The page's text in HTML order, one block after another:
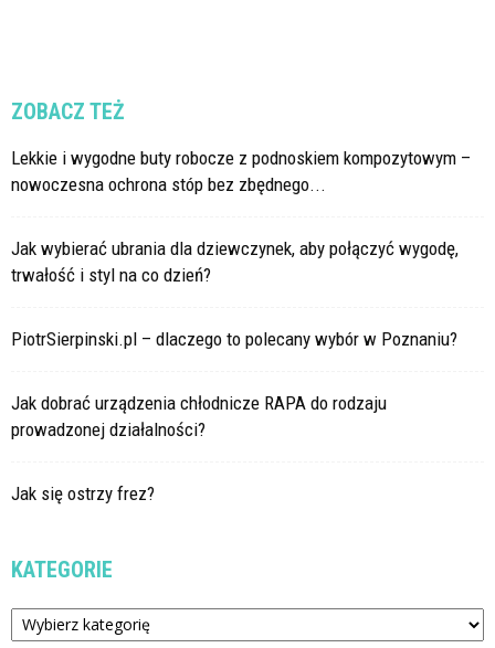
ZOBACZ TEŻ
Lekkie i wygodne buty robocze z podnoskiem kompozytowym –
nowoczesna ochrona stóp bez zbędnego...
Jak wybierać ubrania dla dziewczynek, aby połączyć wygodę,
trwałość i styl na co dzień?
PiotrSierpinski.pl – dlaczego to polecany wybór w Poznaniu?
Jak dobrać urządzenia chłodnicze RAPA do rodzaju
prowadzonej działalności?
Jak się ostrzy frez?
KATEGORIE
Kategorie